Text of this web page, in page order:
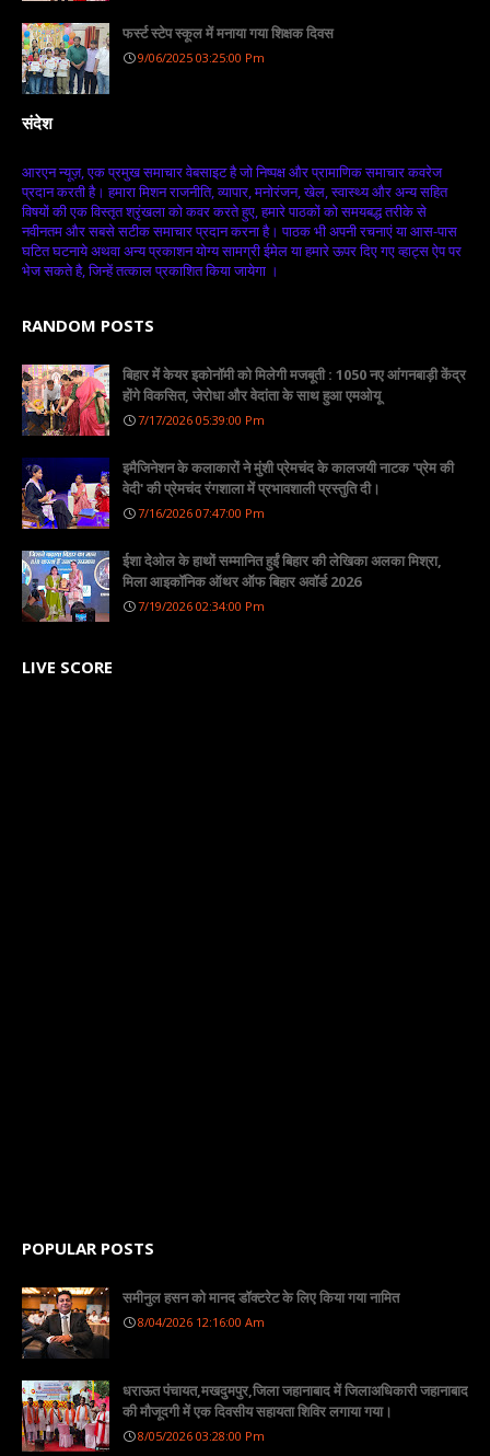
फर्स्ट स्टेप स्कूल में मनाया गया शिक्षक दिवस
9/06/2025 03:25:00 Pm
संदेश
आरएन न्यूज़, एक प्रमुख समाचार वेबसाइट है जो निष्पक्ष और प्रामाणिक समाचार कवरेज
प्रदान करती है। हमारा मिशन राजनीति, व्यापार, मनोरंजन, खेल, स्वास्थ्य और अन्य सहित
विषयों की एक विस्तृत श्रृंखला को कवर करते हुए, हमारे पाठकों को समयबद्ध तरीके से
नवीनतम और सबसे सटीक समाचार प्रदान करना है। पाठक भी अपनी रचनाएं या आस-पास
घटित घटनाये अथवा अन्य प्रकाशन योग्य सामग्री ईमेल या हमारे ऊपर दिए गए व्हाट्स ऐप पर
भेज सकते है, जिन्हें तत्काल प्रकाशित किया जायेगा ।
RANDOM POSTS
बिहार में केयर इकोनॉमी को मिलेगी मजबूती : 1050 नए आंगनबाड़ी केंद्र
होंगे विकसित, जेरोधा और वेदांता के साथ हुआ एमओयू
7/17/2026 05:39:00 Pm
इमैजिनेशन के कलाकारों ने मुंशी प्रेमचंद के कालजयी नाटक 'प्रेम की
वेदी' की प्रेमचंद रंगशाला में प्रभावशाली प्रस्तुति दी।
7/16/2026 07:47:00 Pm
ईशा देओल के हाथों सम्मानित हुईं बिहार की लेखिका अलका मिश्रा,
मिला आइकॉनिक ऑथर ऑफ बिहार अवॉर्ड 2026
7/19/2026 02:34:00 Pm
LIVE SCORE
POPULAR POSTS
समीनुल हसन को मानद डॉक्टरेट के लिए किया गया नामित
8/04/2026 12:16:00 Am
धराऊत पंचायत,मखदुमपुर,जिला जहानाबाद में जिलाअधिकारी जहानाबाद
की मौजूदगी में एक दिवसीय सहायता शिविर लगाया गया।
8/05/2026 03:28:00 Pm